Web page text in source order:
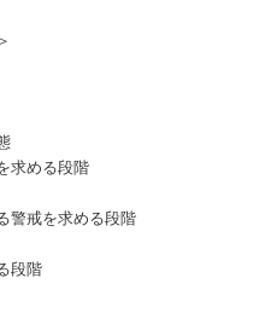
求める段階
警戒を求める段階
段階